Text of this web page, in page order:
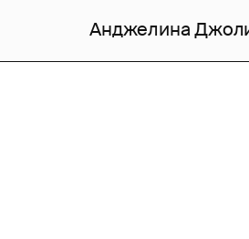
Анджелина